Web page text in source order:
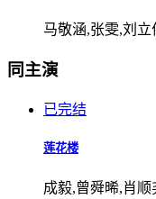
马敬涵,张雯,刘立
同主演
已完结
莲花楼
成毅,曾舜晞,肖